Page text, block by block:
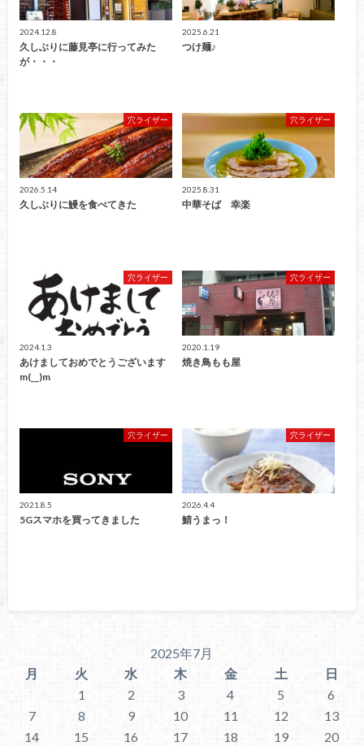
2024.12.8
久しぶりに藤見亭に行ってみた
が・・・
2025.6.21
つけ麺♪
穴ライザー
2026.5.14
久しぶりに鰻を食べてきた
穴ライザー
2025.8.31
中華そば 幸楽
穴ライザー
2024.1.3
あけましておめでとうございます
m(__)m
穴ライザー
2020.1.19
焼き鳥もも屋
穴ライザー
2021.8.5
5Gスマホを買ってきました
穴ライザー
2026.4.4
鯖うまっ！
2025年7月
月
火 水 木 金 土
日
1
2 3 4 5
6
7
8 9 10 11 12
13
14
15 16 17 18 19
20